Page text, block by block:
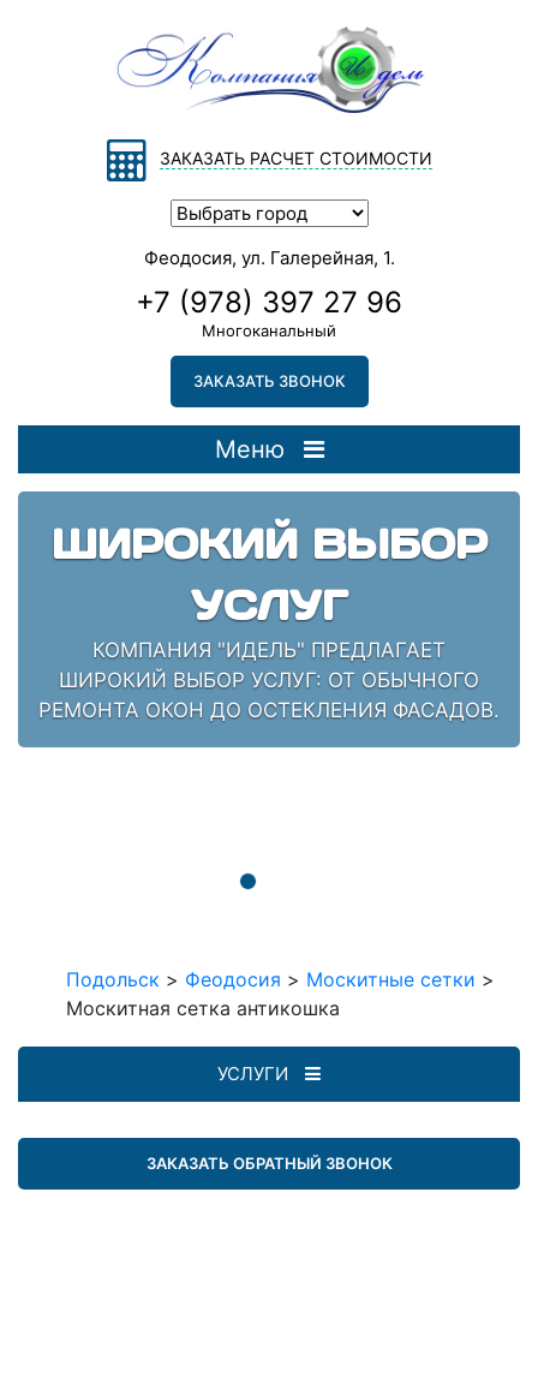
ЗАКАЗАТЬ РАСЧЕТ СТОИМОСТИ
Феодосия, ул. Галерейная, 1.
+7 (978) 397 27 96
Многоканальный
ЗАКАЗАТЬ ЗВОНОК
Меню
ШИРОКИЙ ВЫБОР
УСЛУГ
КОМПАНИЯ "ИДЕЛЬ" ПРЕДЛАГАЕТ
ШИРОКИЙ ВЫБОР УСЛУГ: ОТ ОБЫЧНОГО
РЕМОНТА ОКОН ДО ОСТЕКЛЕНИЯ ФАСАДОВ.
Подольск > Феодосия > Москитные сетки >
Москитная сетка антикошка
УСЛУГИ
ЗАКАЗАТЬ ОБРАТНЫЙ ЗВОНОК